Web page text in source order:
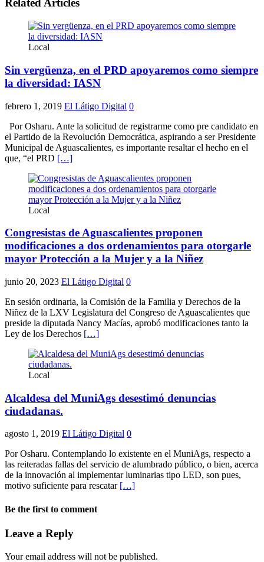
Related Articles
Local
Sin vergüenza, en el PRD apoyaremos como siempre
la diversidad: IASN
febrero 1, 2019 El Látigo Digital 0
Por Osharu. Ante la solicitud de registrarme como pre candidato en
el Partido de la Revolución Democrática, aspirando a ser Presidente
Municipal de Aguascalientes, es importante resaltar el hecho en el
que, “el PRD […]
Local
Congresistas de Aguascalientes proponen
modificaciones a dos ordenamientos para otorgarle
mayor Protección a la Mujer y a la Niñez
junio 20, 2023 El Látigo Digital 0
En sesión ordinaria, la Comisión de la Familia y Derechos de la
Niñez de la LXV Legislatura del Congreso de Aguascalientes que
preside la diputada Nancy Macías, aprobó modificaciones tanto la
Ley de los Derechos […]
Local
Alcaldesa del MuniAgs desestimó denuncias
ciudadanas.
agosto 1, 2019 El Látigo Digital 0
Por Osharu. Contemplando lo existente en el MuniAgs, respecto a
las reiteradas fallas del servicio de alumbrado público, o bien, acerca
de la innovación al implementar luminarias tipo LED, son pues,
motivo suficiente para rescatar […]
Be the first to comment
Leave a Reply
Your email address will not be published.